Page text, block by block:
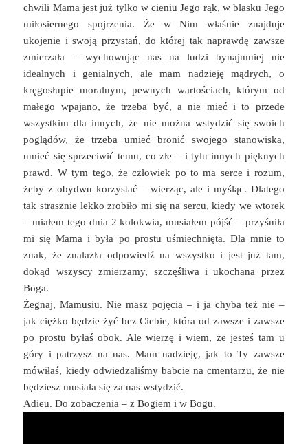
chwili Mama jest już tylko w cieniu Jego rąk, w blasku Jego
miłosiernego spojrzenia. Że w Nim właśnie znajduje
ukojenie i swoją przystań, do której tak naprawdę zawsze
zmierzała – wychowując nas na ludzi bynajmniej nie
idealnych i genialnych, ale mam nadzieję mądrych, o
kręgosłupie moralnym, pewnych wartościach, którym od
małego wpajano, że trzeba być, a nie mieć i to przede
wszystkim dla innych, że nie można wstydzić się swoich
poglądów, że trzeba umieć bronić swojego stanowiska,
umieć się sprzeciwić temu, co złe – i tylu innych pięknych
prawd. W tym tego, że człowiek po to ma serce i rozum,
żeby z obydwu korzystać – wierząc, ale i myśląc. Dlatego
tak strasznie lekko zrobiło mi się na sercu, kiedy we wtorek
– miałem tego dnia 2 kolokwia, musiałem pójść – przyśniła
mi się Mama i była po prostu uśmiechnięta. Dla mnie to
znak, że znalazła odpowiedź na wszystko i jest już tam,
dokąd wszyscy zmierzamy, szczęśliwa i ukochana przez
Boga.
Żegnaj, Mamusiu. Nie masz pojęcia – i ja chyba też nie –
jak ciężko będzie żyć bez Ciebie, która od zawsze i zawsze
po prostu byłaś obok. Ale wierzę i wiem, że jesteś tam u
góry i patrzysz na nas. Mam nadzieję, jak to Ty zawsze
mówiłaś, kiedy odwiedzaliśmy babcie na cmentarzu, że nie
będziesz musiała się za nas wstydzić.
Adieu. Do zobaczenia – z Bogiem i w Bogu.